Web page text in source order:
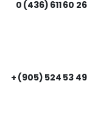
0 (436) 611 60 26
+ (905) 524 53 49